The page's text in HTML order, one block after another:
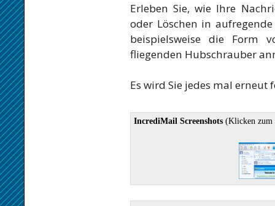
Erleben Sie, wie Ihre
oder Löschen in
beispielsweise die Form
fliegenden Hubschrauber
Es wird Sie jedes mal erneut
IncrediMail Screenshots (Klicken zum